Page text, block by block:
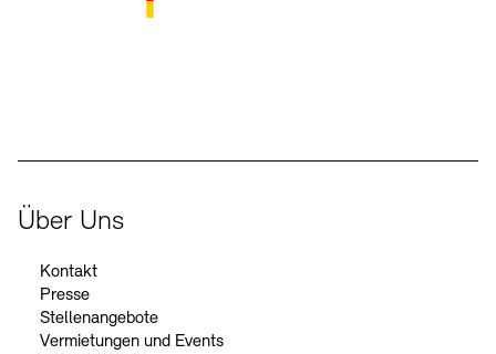
Über Uns
Kontakt
Presse
Stellenangebote
Vermietungen und Events